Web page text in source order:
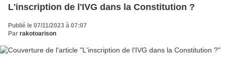
L'inscription de l'IVG dans la Constitution ?
Publié le 07/11/2023 à 07:07
Par rakotoarison